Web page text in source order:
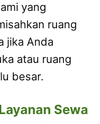
yang
ruang
jika Anda
atau ruang
besar.
Sewa